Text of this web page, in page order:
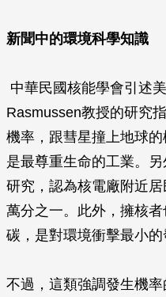
新聞中的環境科學知識
中華民國核能學會引述
Rasmussen教授的研究
機率，跟彗星撞上地球
是最尊重生命的工業。
研究，認為核電廠附近
萬分之一。此外，擁核
碳，是對環境衝擊最小的
不過，這類強調發生機